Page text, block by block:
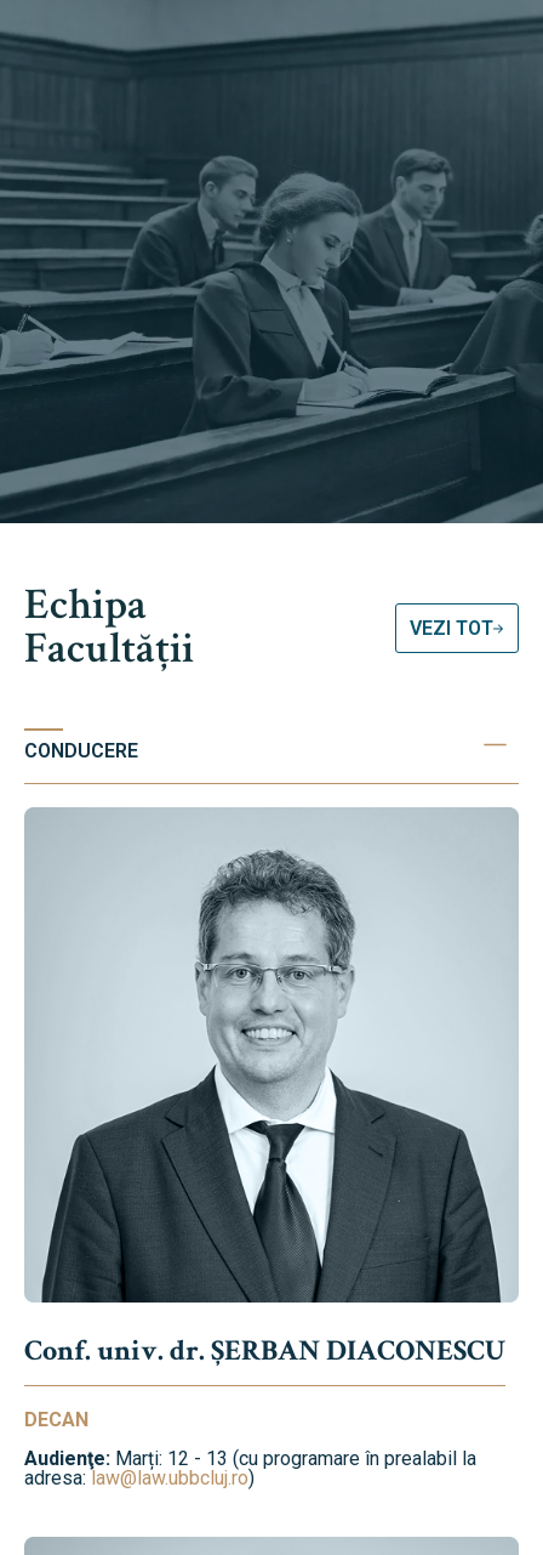
Echipa
Facultății VEZI TOT
CONDUCERE
Conf. univ. dr. ȘERBAN DIACONESCU
DECAN
Audienţe: Marți: 12 - 13 (cu programare în prealabil la
adresa:law@law.ubbcluj.ro)